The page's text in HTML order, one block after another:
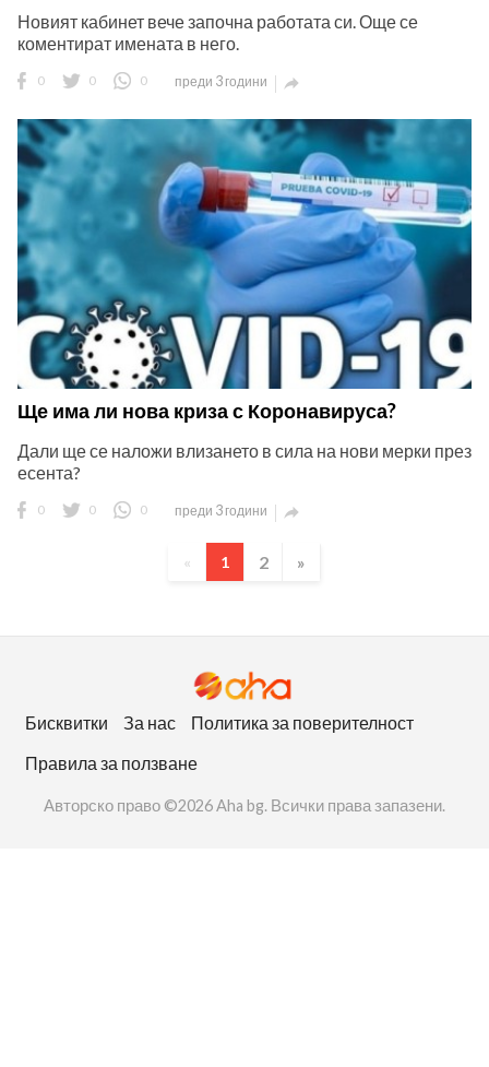
Новият кабинет вече започна работата си. Още се
коментират имената в него.
0 0 0 преди 3 години 
Ще има ли нова криза с Коронавируса?
Дали ще се наложи влизането в сила на нови мерки през
есента?
0 0 0 преди 3 години 
« 1 2 »
Бисквитки За нас
Политика за поверителност
Правила за ползване
Авторско право ©2026 Aha bg. Всички права запазени.